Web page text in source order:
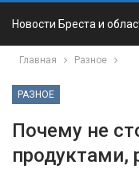
Новости Бреста и
Главная Разное
РАЗНОЕ
Почему не
продуктами,